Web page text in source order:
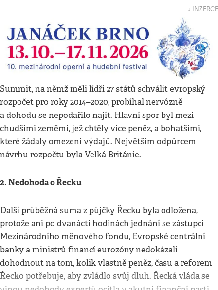
↓ INZERCE
Summit, na němž měli lídři 27 států schválit evropský
rozpočet pro roky 2014–2020, probíhal nervózně
a dohodu se nepodařilo najít. Hlavní spor byl mezi
chudšími zeměmi, jež chtěly více peněz, a bohatšími,
které žádaly omezení výdajů. Největším odpůrcem
návrhu rozpočtu byla Velká Británie.
2. Nedohoda o Řecku
Další průběžná suma z půjčky Řecku byla odložena,
protože ani po dvanácti hodinách jednání se zástupci
Mezinárodního měnového fondu, Evropské centrální
banky a ministrů financí eurozóny nedokázali
dohodnout na tom, kolik vlastně peněz, času a reforem
Řecko potřebuje, aby zvládlo svůj dluh. Řecká vláda se